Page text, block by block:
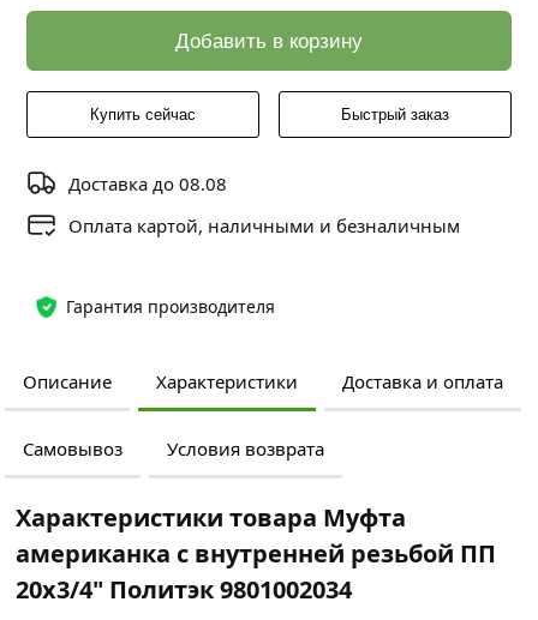
Гарантия производителя
Добавить в корзину
Купить сейчас Быстрый заказ
Доставка до 08.08
Оплата картой, наличными и безналичным
Описание Характеристики Доставка и оплата
Самовывоз Условия возврата
Характеристики товара Муфта
американка с внутренней резьбой ПП
20х3/4" Политэк 9801002034